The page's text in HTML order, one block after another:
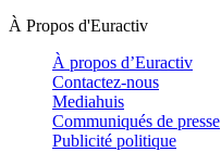
À Propos d'Euractiv
À propos d’Euractiv
Contactez-nous
Mediahuis
Communiqués de presse
Publicité politique